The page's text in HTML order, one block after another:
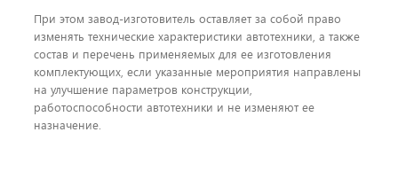
При этом завод-изготовитель оставляет за собой право
изменять технические характеристики автотехники, а также
состав и перечень применяемых для ее изготовления
комплектующих, если указанные мероприятия направлены
на улучшение параметров конструкции,
работоспособности автотехники и не изменяют ее
назначение.